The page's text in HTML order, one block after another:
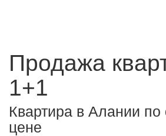
Продажа
1+1
Квартира в Алании по
цене